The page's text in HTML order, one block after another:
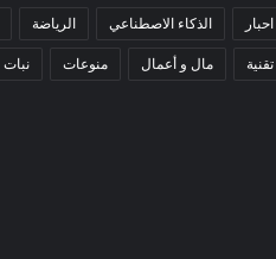
احبار الذكاء الاصطناعي الرياضة
تقنية مال و أعمال منوعات نبات